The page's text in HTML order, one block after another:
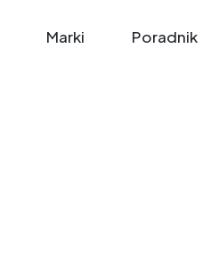
Marki Poradnik